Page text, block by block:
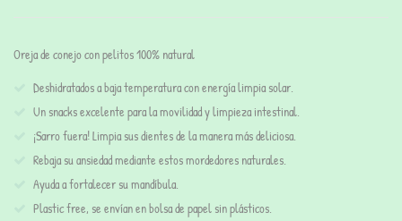
Oreja de conejo con pelitos 100% natural
Deshidratados a baja temperatura con energía limpia solar.
Un snacks excelente para la movilidad y limpieza intestinal.
¡Sarro fuera! Limpia sus dientes de la manera más deliciosa.
Rebaja su ansiedad mediante estos mordedores naturales.
Ayuda a fortalecer su mandíbula.
Plastic free, se envían en bolsa de papel sin plásticos.